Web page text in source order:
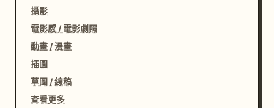
攝影
電影感 / 電影劇照
動畫 / 漫畫
插圖
草圖 / 線稿
查看更多